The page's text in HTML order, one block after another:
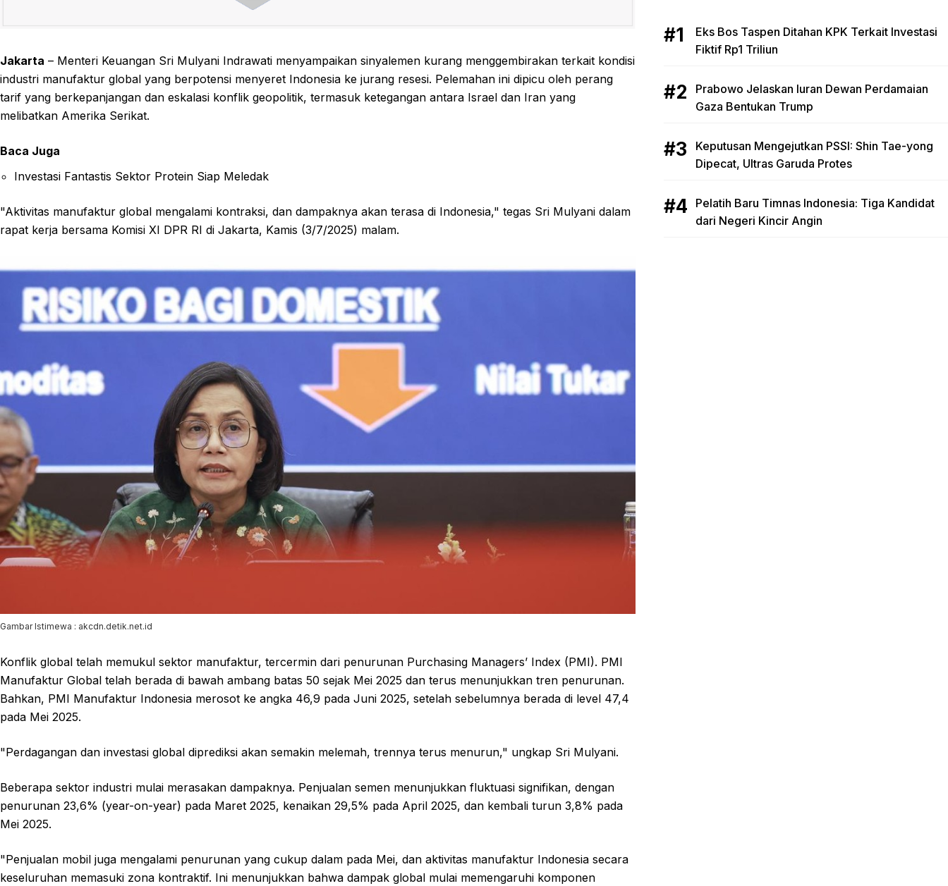
Jakarta – Menteri Keuangan Sri Mulyani Indrawati menyampaikan sinyalemen kurang menggembirakan terkait kondisi
industri manufaktur global yang berpotensi menyeret Indonesia ke jurang resesi. Pelemahan ini dipicu oleh perang
tarif yang berkepanjangan dan eskalasi konflik geopolitik, termasuk ketegangan antara Israel dan Iran yang
melibatkan Amerika Serikat.
Baca Juga
Investasi Fantastis Sektor Protein Siap Meledak
"Aktivitas manufaktur global mengalami kontraksi, dan dampaknya akan terasa di Indonesia," tegas Sri Mulyani dalam
rapat kerja bersama Komisi XI DPR RI di Jakarta, Kamis (3/7/2025) malam.
Gambar Istimewa : akcdn.detik.net.id
Konflik global telah memukul sektor manufaktur, tercermin dari penurunan Purchasing Managers’ Index (PMI). PMI
Manufaktur Global telah berada di bawah ambang batas 50 sejak Mei 2025 dan terus menunjukkan tren penurunan.
Bahkan, PMI Manufaktur Indonesia merosot ke angka 46,9 pada Juni 2025, setelah sebelumnya berada di level 47,4
pada Mei 2025.
"Perdagangan dan investasi global diprediksi akan semakin melemah, trennya terus menurun," ungkap Sri Mulyani.
Beberapa sektor industri mulai merasakan dampaknya. Penjualan semen menunjukkan fluktuasi signifikan, dengan
penurunan 23,6% (year-on-year) pada Maret 2025, kenaikan 29,5% pada April 2025, dan kembali turun 3,8% pada
Mei 2025.
"Penjualan mobil juga mengalami penurunan yang cukup dalam pada Mei, dan aktivitas manufaktur Indonesia secara
keseluruhan memasuki zona kontraktif. Ini menunjukkan bahwa dampak global mulai memengaruhi komponen
Eks Bos Taspen Ditahan KPK Terkait Investasi
Fiktif Rp1 Triliun
Prabowo Jelaskan Iuran Dewan Perdamaian
Gaza Bentukan Trump
Keputusan Mengejutkan PSSI: Shin Tae-yong
Dipecat, Ultras Garuda Protes
Pelatih Baru Timnas Indonesia: Tiga Kandidat
dari Negeri Kincir Angin